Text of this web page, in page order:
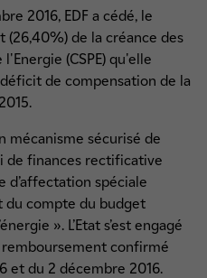
2016, EDF a cédé, le
(26,40%) de la créance des
(CSPE) qu'elle
de compensation de la
mécanisme sécurisé de
de finances rectificative
d’affectation spéciale
du compte du budget
». L’Etat s’est engagé
confirmé
et du 2 décembre 2016.